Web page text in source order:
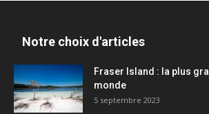
Notre choix d'articles
Fraser Island : la plus
monde
5 septembre 2023